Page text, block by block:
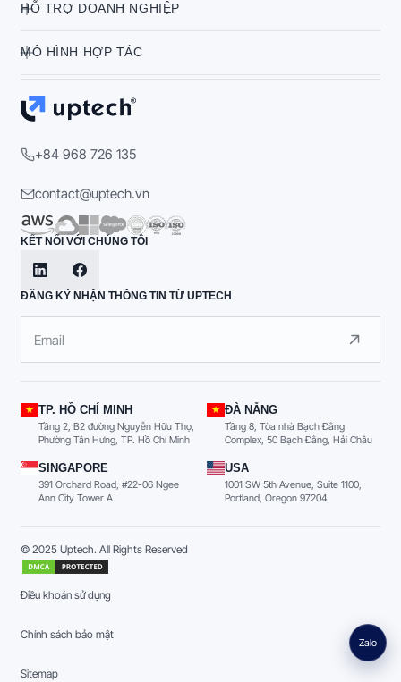
HỖ TRỢ DOANH NGHIỆP
MÔ HÌNH HỢP TÁC
+84 968 726 135
contact@uptech.vn
KẾT NỐI VỚI CHÚNG TÔI
ĐĂNG KÝ NHẬN THÔNG TIN TỪ UPTECH
TP. HỒ CHÍ MINH
Tầng 2, B2 đường Nguyễn Hữu Thọ,
Phường Tân Hưng, TP. Hồ Chí Minh
ĐÀ NẴNG
Tầng 8, Tòa nhà Bạch Đằng
Complex, 50 Bạch Đằng, Hải Châu
SINGAPORE
391 Orchard Road, #22-06 Ngee
Ann City Tower A
USA
1001 SW 5th Avenue, Suite 1100,
Portland, Oregon 97204
© 2025 Uptech. All Rights Reserved
Điều khoản sử dụng
Chính sách bảo mật
Sitemap
Zalo